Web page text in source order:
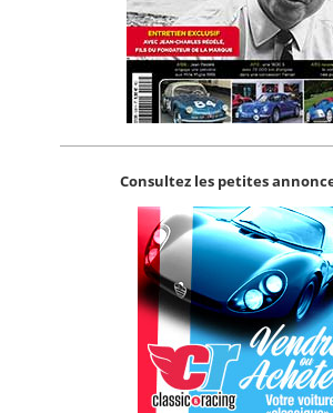
Consultez les petites